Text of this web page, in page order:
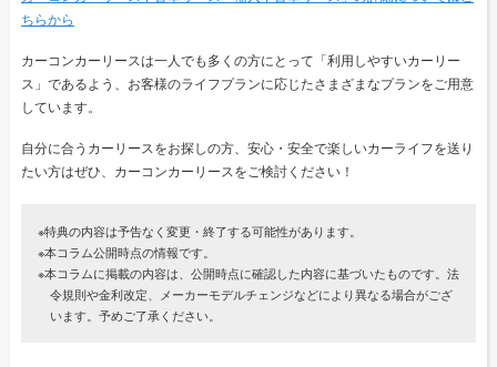
ちらから
カーコンカーリースは一人でも多くの方にとって「利用しやすいカーリー
ス」であるよう、お客様のライフプランに応じたさまざまなプランをご用意
しています。
自分に合うカーリースをお探しの方、安心・安全で楽しいカーライフを送り
たい方はぜひ、カーコンカーリースをご検討ください！
※特典の内容は予告なく変更・終了する可能性があります。
※本コラム公開時点の情報です。
※本コラムに掲載の内容は、公開時点に確認した内容に基づいたものです。法
令規則や金利改定、メーカーモデルチェンジなどにより異なる場合がござ
います。予めご了承ください。